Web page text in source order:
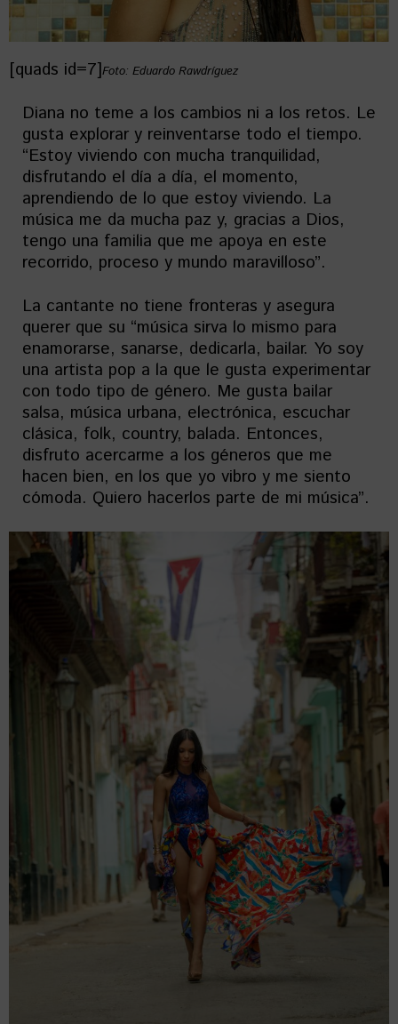
[quads id=7]Foto: Eduardo Rawdríguez
Diana no teme a los cambios ni a los retos. Le
gusta explorar y reinventarse todo el tiempo.
“Estoy viviendo con mucha tranquilidad,
disfrutando el día a día, el momento,
aprendiendo de lo que estoy viviendo. La
música me da mucha paz y, gracias a Dios,
tengo una familia que me apoya en este
recorrido, proceso y mundo maravilloso”.
La cantante no tiene fronteras y asegura
querer que su “música sirva lo mismo para
enamorarse, sanarse, dedicarla, bailar. Yo soy
una artista pop a la que le gusta experimentar
con todo tipo de género. Me gusta bailar
salsa, música urbana, electrónica, escuchar
clásica, folk, country, balada. Entonces,
disfruto acercarme a los géneros que me
hacen bien, en los que yo vibro y me siento
cómoda. Quiero hacerlos parte de mi música”.